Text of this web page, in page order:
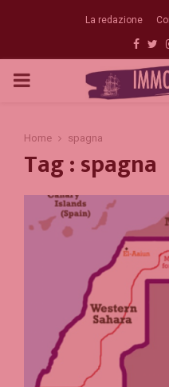
La redazione
PRIMARY
Home spagna
Tag : spagna